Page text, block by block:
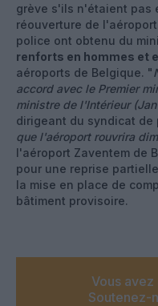
grève s'ils n'étaient pas
réouverture de
police ont obtenu du
renforts en hommes et
aéroports de Belgique. "
accord avec le Premier
ministre de l'Intérieur
dirigeant du syndicat de
que l'aéroport rouvrira
l'aéroport Zaventem de
pour une reprise
la mise en place de
bâtiment provisoire.
Vous avez
Soutenez-